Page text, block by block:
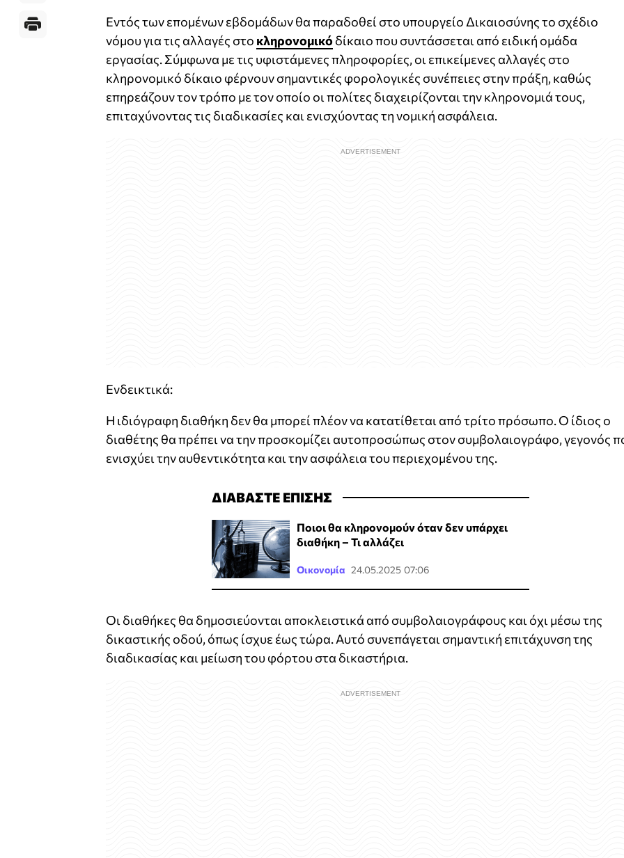
Εντός των επομένων εβδομάδων θα παραδοθεί στο υπουργείο Δικαιοσύνης το σχέδιο
νόμου για τις αλλαγές στο κληρονομικόδίκαιο που συντάσσεται από ειδική ομάδα
εργασίας. Σύμφωνα με τις υφιστάμενες πληροφορίες, οι επικείμενες αλλαγές στο
κληρονομικό δίκαιο φέρνουν σημαντικές φορολογικές συνέπειες στην πράξη, καθώς
επηρεάζουν τον τρόπο με τον οποίο οι πολίτες διαχειρίζονται την κληρονομιά τους,
επιταχύνοντας τις διαδικασίες και ενισχύοντας τη νομική ασφάλεια.
Ενδεικτικά:
Η ιδιόγραφη διαθήκη δεν θα μπορεί πλέον να κατατίθεται από τρίτο πρόσωπο. Ο ίδιος ο
διαθέτης θα πρέπει να την προσκομίζει αυτοπροσώπως στον συμβολαιογράφο, γεγονός
ενισχύει την αυθεντικότητα και την ασφάλεια του περιεχομένου της.
ΔΙΑΒΑΣΤΕ ΕΠΙΣΗΣ
Ποιοι θα κληρονομούν όταν δεν υπάρχει
διαθήκη – Τι αλλάζει
Οικονομία 24.05.2025 07:06
Οι διαθήκες θα δημοσιεύονται αποκλειστικά από συμβολαιογράφους και όχι μέσω της
δικαστικής οδού, όπως ίσχυε έως τώρα. Αυτό συνεπάγεται σημαντική επιτάχυνση της
διαδικασίας και μείωση του φόρτου στα δικαστήρια.